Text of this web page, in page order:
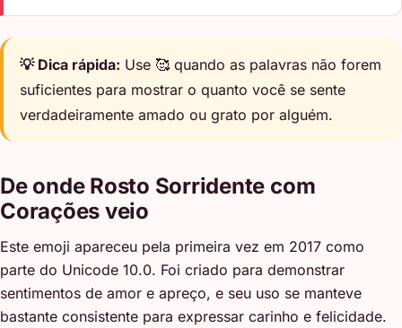
💡 Dica rápida: Use 🥰 quando as palavras não forem
suficientes para mostrar o quanto você se sente
verdadeiramente amado ou grato por alguém.
De onde Rosto Sorridente com
Corações veio
Este emoji apareceu pela primeira vez em 2017 como
parte do Unicode 10.0. Foi criado para demonstrar
sentimentos de amor e apreço, e seu uso se manteve
bastante consistente para expressar carinho e felicidade.